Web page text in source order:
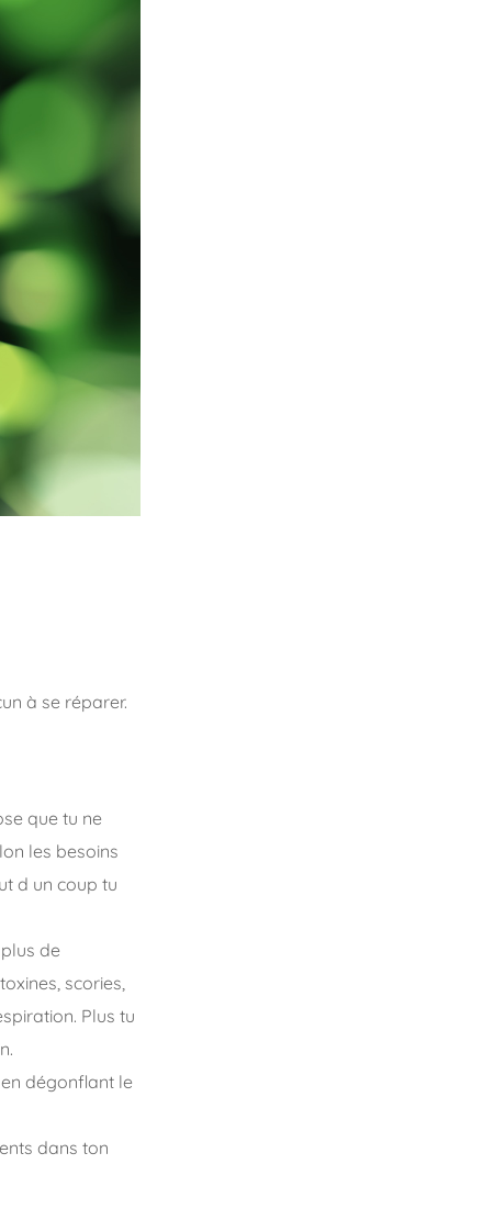
à se réparer.
que tu ne
les besoins
d un coup tu
de
scories,
Plus tu
dégonflant le
dans ton